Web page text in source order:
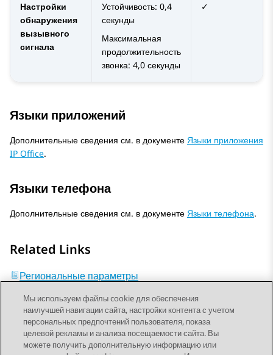
Настройки
обнаружения
вызывного
сигнала
Устойчивость: 0,4
секунды
Максимальная
продолжительность
звонка: 4,0 секунды
✓
Языки приложений
Дополнительные сведения см. в документе Языки приложения
IP Office.
Языки телефона
Дополнительные сведения см. в документе Языки телефона.
Related Links
Региональные параметры
Send Feedback
Мы используем файлы cookie для обеспечения
наилучшей навигации сайта, настройки контента с учетом
персональных предпочтений пользователя, показа
целевой рекламы и анализа посещаемости сайта. Вы
можете получить дополнительную информацию или